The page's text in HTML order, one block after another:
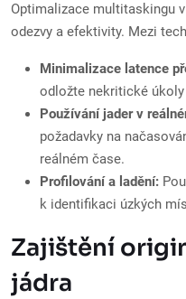
Optimalizace multitaskingu
odezvy a efektivity. Mezi
Minimalizace latence
odložte nekritické
Používání jader v
požadavky na
reálném čase.
Profilování a ladění:
k identifikaci úzkých
Zajištění
jádra